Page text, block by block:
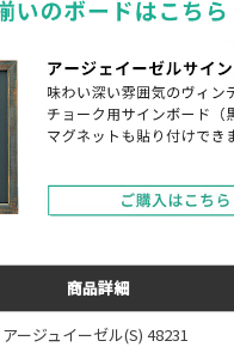
商品詳細
ージュイーゼル(S) 48231